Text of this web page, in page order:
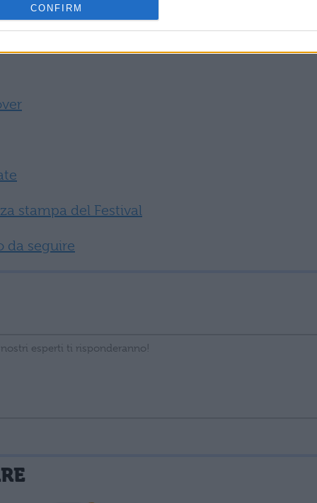
CONFIRM
Claudio Guarcello e Davide Savarese, è stata
.
stampa del Festival
da seguire
cookie salvi i tuoi dati (nome, email) per il prossimo commento.